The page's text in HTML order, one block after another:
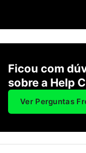
Ficou com
sobre a Help
Ver Perguntas